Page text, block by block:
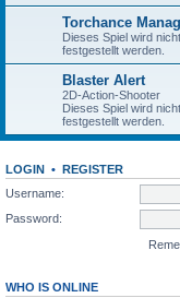
Torchance
Dieses Spiel wird
festgestellt werden.
Blaster Alert
2D-Action-Shooter
Dieses Spiel wird
festgestellt werden.
LOGIN • REGISTER
Username:
Password:
WHO IS ONLINE